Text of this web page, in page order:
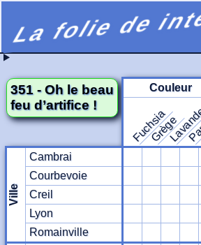
La folie de
351 - Oh le beau
feu d’artifice !
Couleur
Fuchsia
Grège
Ville
Cambrai
Courbevoie
Creil
Lyon
Romainville